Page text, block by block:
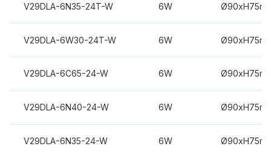
V29DLA-6N35-24T-W 6W
V29DLA-6W30-24T-W 6W
V29DLA-6C65-24-W 6W
V29DLA-6N40-24-W 6W
V29DLA-6N35-24-W 6W